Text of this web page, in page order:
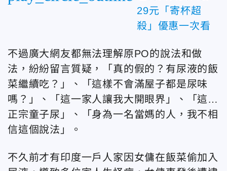
29元「寄杯超
殺」優惠一次看
不過廣大網友都無法理解原PO的說法和做
法，紛紛留言質疑，「真的假的？有尿液的飯
菜繼續吃？」、「這樣不會滿屋子都是尿味
嗎？」、「這一家人讓我大開眼界」、「這…
正宗童子尿」、「身為一名當媽的人，我不相
信這個說法」。
不久前才有印度一戶人家因女傭在飯菜偷加入